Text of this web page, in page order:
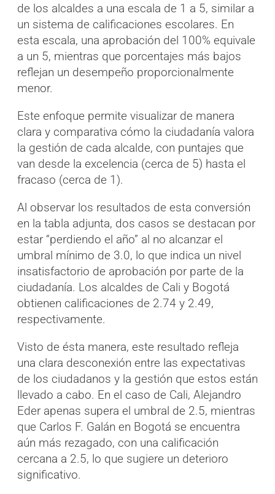
de los alcaldes a una escala de 1 a 5, similar a
un sistema de calificaciones escolares. En
esta escala, una aprobación del 100% equivale
a un 5, mientras que porcentajes más bajos
reflejan un desempeño proporcionalmente
menor.
Este enfoque permite visualizar de manera
clara y comparativa cómo la ciudadanía valora
la gestión de cada alcalde, con puntajes que
van desde la excelencia (cerca de 5) hasta el
fracaso (cerca de 1).
Al observar los resultados de esta conversión
en la tabla adjunta, dos casos se destacan por
estar “perdiendo el año” al no alcanzar el
umbral mínimo de 3.0, lo que indica un nivel
insatisfactorio de aprobación por parte de la
ciudadanía. Los alcaldes de Cali y Bogotá
obtienen calificaciones de 2.74 y 2.49,
respectivamente.
Visto de ésta manera, este resultado refleja
una clara desconexión entre las expectativas
de los ciudadanos y la gestión que estos están
llevado a cabo. En el caso de Cali, Alejandro
Eder apenas supera el umbral de 2.5, mientras
que Carlos F. Galán en Bogotá se encuentra
aún más rezagado, con una calificación
cercana a 2.5, lo que sugiere un deterioro
significativo.